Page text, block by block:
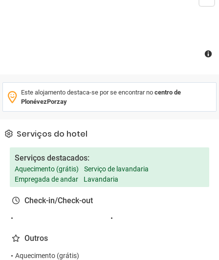
Este alojamento destaca-se por se encontrar no centro de
PlonévezPorzay
Serviços do hotel
Serviços destacados:
Aquecimento (grátis)
Serviço de lavandaria
Empregada de andar
Lavandaria
Check-in/Check-out
Outros
Aquecimento (grátis)